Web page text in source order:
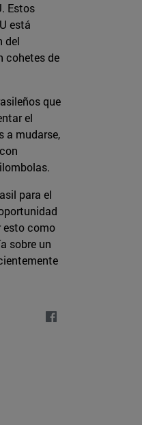
Estos
está
del
cohetes de
que
el
a mudarse,
para el
esto como
sobre un